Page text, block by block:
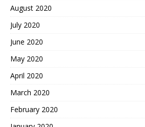
August 2020
July 2020
June 2020
May 2020
April 2020
March 2020
February 2020